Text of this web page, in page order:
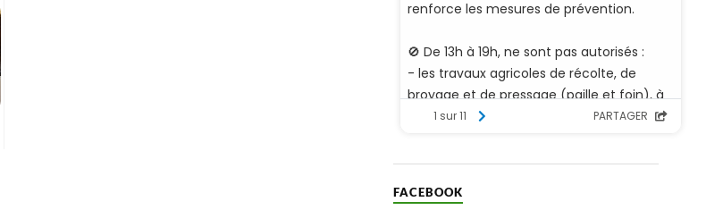
FACEBOOK